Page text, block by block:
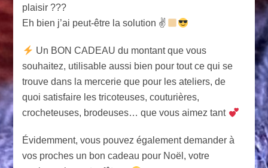
plaisir ???
Eh bien j’ai peut-être la solution ✌
Un BON CADEAU du montant que vous
souhaitez, utilisable aussi bien pour tout ce qui se
trouve dans la mercerie que pour les ateliers, de
quoi satisfaire les tricoteuses, couturières,
crocheteuses, brodeuses… que vous aimez tant
Évidemment, vous pouvez également demander à
vos proches un bon cadeau pour Noël, votre